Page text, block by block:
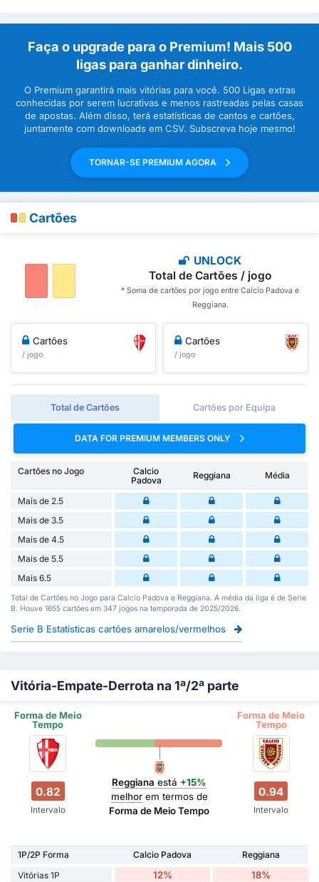
Faça o upgrade para o Premium! Mais 500
ligas para ganhar dinheiro.
O Premium garantirá mais vitórias para você. 500 Ligas extras
conhecidas por serem lucrativas e menos rastreadas pelas casas
de apostas. Além disso, terá estatísticas de cantos e cartões,
juntamente com downloads em CSV. Subscreva hoje mesmo!
TORNAR-SE PREMIUM AGORA
Cartões
UNLOCK
Total de Cartões / jogo
* Soma de cartões por jogo entre Calcio Padova e
Reggiana.
Cartões
/ jogo
Cartões
/ jogo
Total de Cartões Cartões por Equipa
DATA FOR PREMIUM MEMBERS ONLY
Cartões no Jogo
Calcio
Padova
Reggiana Média
Mais de 2.5
Mais de 3.5
Mais de 4.5
Mais de 5.5
Mais 6.5
Total de Cartões no Jogo para Calcio Padova e Reggiana. A média da liga é de Serie
B. Houve 1655 cartões em 347 jogos na temporada de 2025/2026.
Serie B Estatísticas cartões amarelos/vermelhos
Vitória-Empate-Derrota na 1ª/2ª parte
Forma de Meio
Tempo
Forma de Meio
Tempo
0.82
Intervalo
Reggiana está +15%
melhorem termos de
Forma de Meio Tempo
0.94
Intervalo
1P/2P Forma Calcio Padova
Reggiana
Vitórias 1P
12% 18%